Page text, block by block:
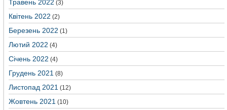
Травень 2022 (3)
Квітень 2022 (2)
Березень 2022 (1)
Лютий 2022 (4)
Січень 2022 (4)
Грудень 2021 (8)
Листопад 2021 (12)
Жовтень 2021 (10)